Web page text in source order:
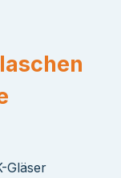
Gläser